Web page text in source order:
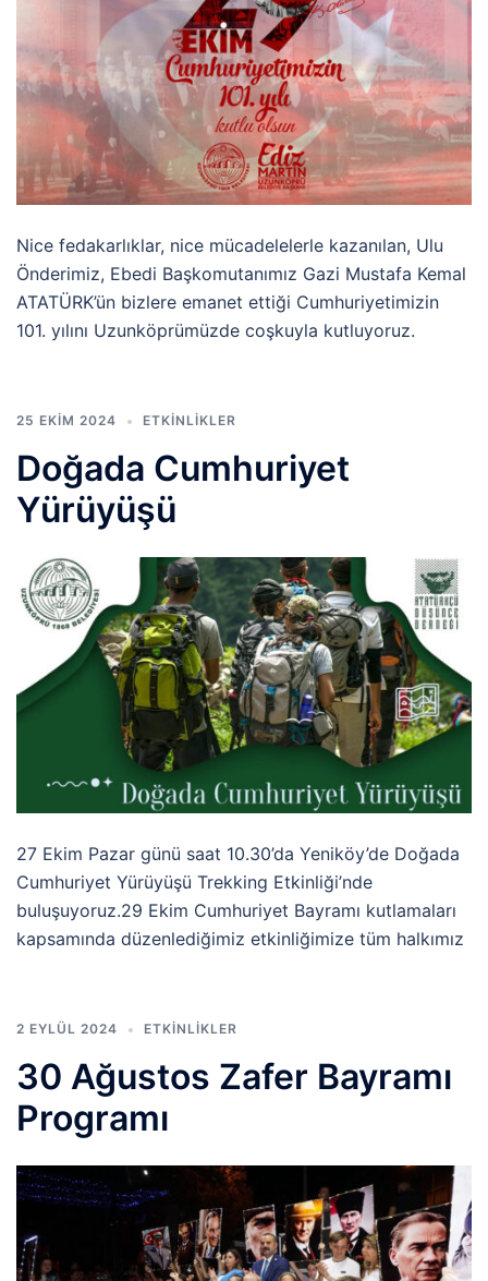
Nice fedakarlıklar, nice mücadelelerle kazanılan, Ulu
Önderimiz, Ebedi Başkomutanımız Gazi Mustafa Kemal
ATATÜRK’ün bizlere emanet ettiği Cumhuriyetimizin
101. yılını Uzunköprümüzde coşkuyla kutluyoruz.
25 EKIM 2024 ETKINLIKLER
Doğada Cumhuriyet
Yürüyüşü
27 Ekim Pazar günü saat 10.30’da Yeniköy’de Doğada
Cumhuriyet Yürüyüşü Trekking Etkinliği’nde
buluşuyoruz.29 Ekim Cumhuriyet Bayramı kutlamaları
kapsamında düzenlediğimiz etkinliğimize tüm halkımız
2 EYLÜL 2024 ETKINLIKLER
30 Ağustos Zafer Bayramı
Programı